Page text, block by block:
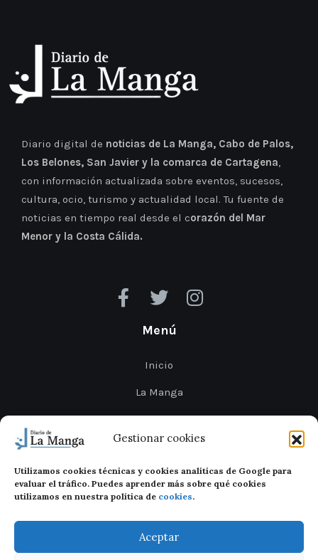
Gestionar cookies
Utilizamos cookies técnicas y cookies analíticas de Google para
evaluar el tráfico. Puedes aprender más sobre qué cookies
utilizamos en nuestra política de cookies.
Aceptar
Diario digital de noticias de La Manga, Cabo de Palos,
Los Belones, San Javier y la comarca de Cartagena,
con información actualizada sobre eventos, sucesos,
cultura, ocio, turismo y actualidad local. Tu fuente de
noticias en tiempo real desde el corazón del Mar
Menor y la Costa Cálida.
Menú
Inicio
La Manga
Cabo de Palos
Mar Menor
Cartagena
San Javier